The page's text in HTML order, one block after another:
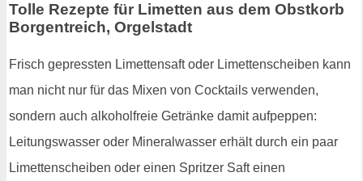
Tolle Rezepte für Limetten aus dem Obstkorb
Borgentreich, Orgelstadt
Frisch gepressten Limettensaft oder Limettenscheiben kann
man nicht nur für das Mixen von Cocktails verwenden,
sondern auch alkoholfreie Getränke damit aufpeppen:
Leitungswasser oder Mineralwasser erhält durch ein paar
Limettenscheiben oder einen Spritzer Saft einen